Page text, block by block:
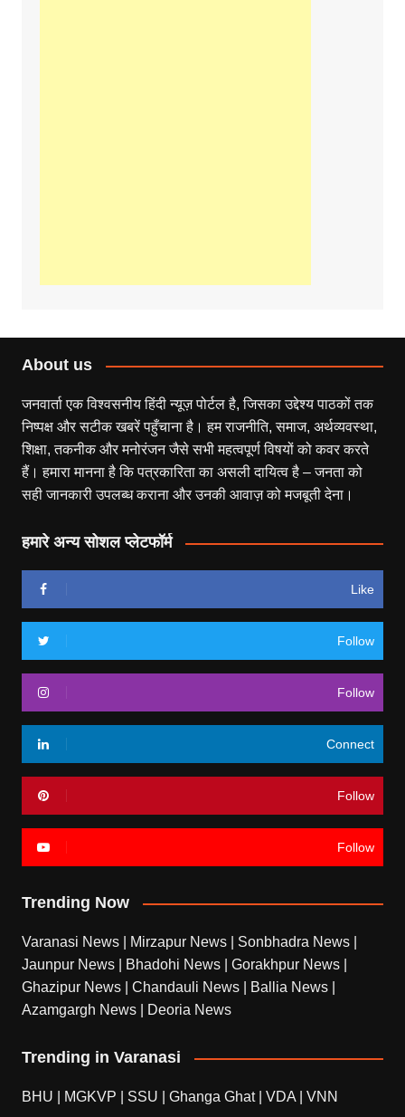
About us
जनवार्ता एक विश्वसनीय हिंदी न्यूज़ पोर्टल है, जिसका उद्देश्य पाठकों तक
निष्पक्ष और सटीक खबरें पहुँचाना है। हम राजनीति, समाज, अर्थव्यवस्था,
शिक्षा, तकनीक और मनोरंजन जैसे सभी महत्वपूर्ण विषयों को कवर करते
हैं। हमारा मानना है कि पत्रकारिता का असली दायित्व है – जनता को
सही जानकारी उपलब्ध कराना और उनकी आवाज़ को मजबूती देना।
हमारे अन्य सोशल प्लेटफॉर्म
Like
Follow
Follow
Connect
Follow
Follow
Trending Now
Varanasi News Mirzapur News Sonbhadra News
Jaunpur News
Bhadohi News Gorakhpur News
Ghazipur News
Chandauli News Ballia News
Azamgargh News
Deoria News
Trending in Varanasi
BHU MGKVP SSU Ghanga Ghat| VDA VNN